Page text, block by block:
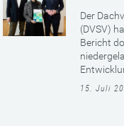
Der
(DVSV)
Bericht
15. Juli